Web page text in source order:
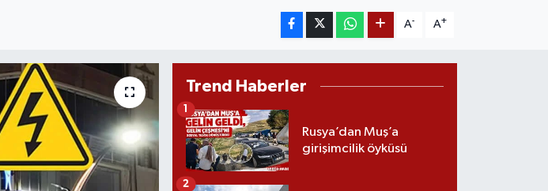
A- A+
Trend Haberler
Rusya’dan Muş’a
girişimcilik öyküsü
1
2